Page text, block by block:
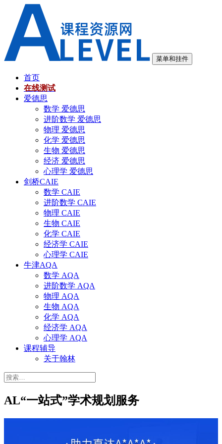
菜单和挂件
首页
在线测试
爱德思
数学 爱德思
进阶数学 爱德思
物理 爱德思
化学 爱德思
生物 爱德思
经济 爱德思
心理学 爱德思
剑桥CAIE
数学 CAIE
进阶数学 CAIE
物理 CAIE
生物 CAIE
化学 CAIE
经济学 CAIE
心理学 CAIE
牛津AQA
数学 AQA
进阶数学 AQA
物理 AQA
生物 AQA
化学 AQA
经济学 AQA
心理学 AQA
课程辅导
关于翰林
搜
AL“一站式”学术规划服务